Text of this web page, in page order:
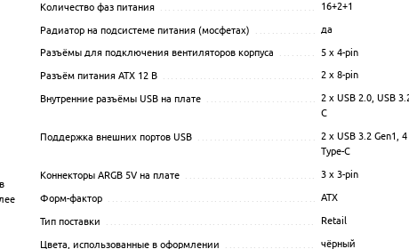
Количество фаз питания 16+2+1
Радиатор на подсистеме питания (мосфетах) да
Разъёмы для подключения вентиляторов корпуса 5 x 4-pin
Разъём питания ATX 12 В 2 x 8-pin
Внутренние разъёмы USB на плате
2 x USB 2.0, USB
C
Поддержка внешних портов USB
2 x USB 3.2 Gen1,
Type-C
Коннекторы ARGB 5V на плате 3 x 3-pin
Форм-фактор ATX
Тип поставки Retail
Цвета, использованные в оформлении чёрный